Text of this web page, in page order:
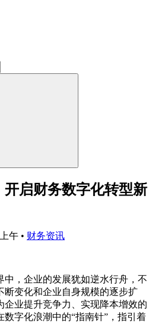
启财务数字化转型新
午 • 财务资讯
中，企业的发展犹如逆水行舟，不
断变化和企业自身规模的逐步扩
企业提升竞争力、实现降本增效的
字化浪潮中的“指南针”，指引着